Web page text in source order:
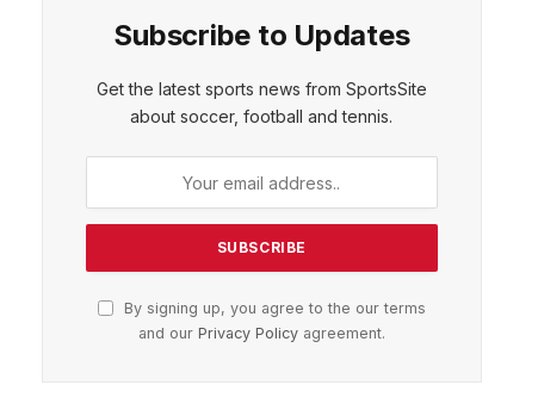
Subscribe to Updates
Get the latest sports news from SportsSite
about soccer, football and tennis.
By signing up, you agree to the our terms
and our Privacy Policyagreement.